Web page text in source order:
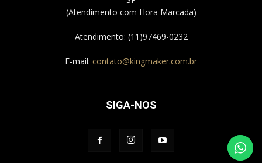
(Atendimento com Hora Marcada)
Atendimento: (11)97469-0232
E-mail: contato@kingmaker.com.br
SIGA-NOS